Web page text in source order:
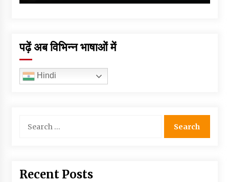
पढ़ें अब विभिन्न भाषाओं में
Hindi
for:
Recent Posts